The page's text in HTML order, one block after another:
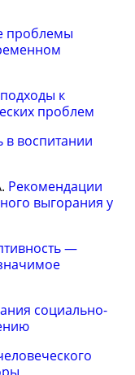
проблемы
к
проблем
в воспитании
Рекомендации
выгорания у
—
социально-